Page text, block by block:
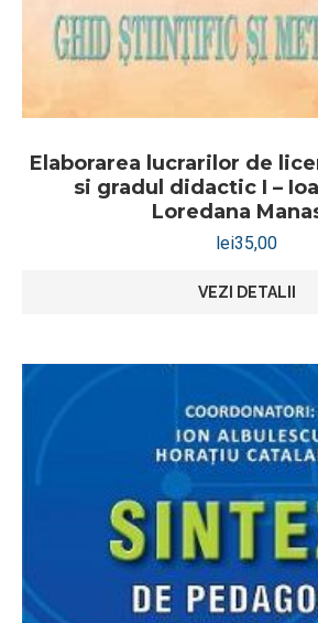
Elaborarea lucrarilor de
si gradul didactic I –
Loredana
lei35,00
VEZI DETALII